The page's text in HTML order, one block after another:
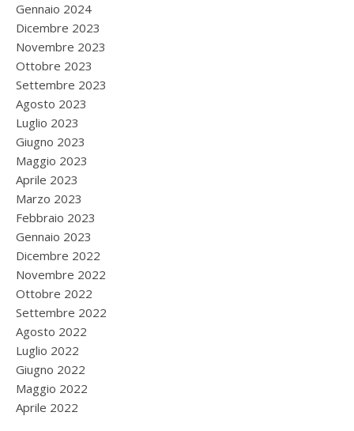
Gennaio 2024
Dicembre 2023
Novembre 2023
Ottobre 2023
Settembre 2023
Agosto 2023
Luglio 2023
Giugno 2023
Maggio 2023
Aprile 2023
Marzo 2023
Febbraio 2023
Gennaio 2023
Dicembre 2022
Novembre 2022
Ottobre 2022
Settembre 2022
Agosto 2022
Luglio 2022
Giugno 2022
Maggio 2022
Aprile 2022